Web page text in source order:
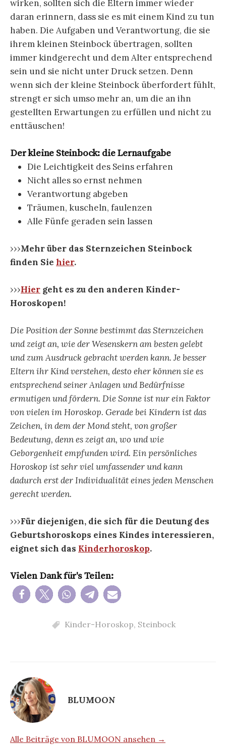
wirken, sollten sich die Eltern immer wieder
daran erinnern, dass sie es mit einem Kind zu tun
haben. Die Aufgaben und Verantwortung, die sie
ihrem kleinen Steinbock übertragen, sollten
immer kindgerecht und dem Alter entsprechend
sein und sie nicht unter Druck setzen. Denn
wenn sich der kleine Steinbock überfordert fühlt,
strengt er sich umso mehr an, um die an ihn
gestellten Erwartungen zu erfüllen und nicht zu
enttäuschen!
Der kleine Steinbock: die Lernaufgabe
Die Leichtigkeit des Seins erfahren
Nicht alles so ernst nehmen
Verantwortung abgeben
Träumen, kuscheln, faulenzen
Alle Fünfe geraden sein lassen
›››Mehr über das Sternzeichen Steinbock
finden Sie hier.
›››Hier geht es zu den anderen Kinder-
Horoskopen!
Die Position der Sonne bestimmt das Sternzeichen
und zeigt an, wie der Wesenskern am besten gelebt
und zum Ausdruck gebracht werden kann. Je besser
Eltern ihr Kind verstehen, desto eher können sie es
entsprechend seiner Anlagen und Bedürfnisse
ermutigen und fördern. Die Sonne ist nur ein Faktor
von vielen im Horoskop. Gerade bei Kindern ist das
Zeichen, in dem der Mond steht, von großer
Bedeutung, denn es zeigt an, wo und wie
Geborgenheit empfunden wird. Ein persönliches
Horoskop ist sehr viel umfassender und kann
dadurch erst der Individualität eines jeden Menschen
gerecht werden.
›››Für diejenigen, die sich für die Deutung des
Geburtshoroskops eines Kindes interessieren,
eignet sich das Kinderhoroskop.
Vielen Dank für's Teilen:
Kinder-Horoskop, Steinbock
BLUMOON
Alle Beiträge von BLUMOON ansehen →